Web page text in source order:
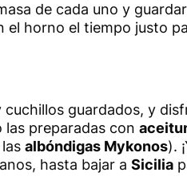
de cada uno y
el horno el tiempo justo
guardados, y
las preparadas con
albóndigas Mykonos).
hasta bajar a Sicilia